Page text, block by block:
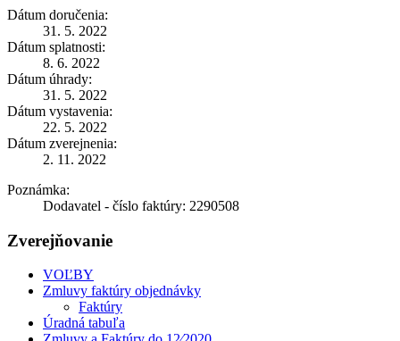
Dátum doručenia:
31. 5. 2022
Dátum splatnosti:
8. 6. 2022
Dátum úhrady:
31. 5. 2022
Dátum vystavenia:
22. 5. 2022
Dátum zverejnenia:
2. 11. 2022
Poznámka:
Dodavatel - číslo faktúry: 2290508
Zverejňovanie
VOĽBY
Zmluvy faktúry objednávky
Faktúry
Úradná tabuľa